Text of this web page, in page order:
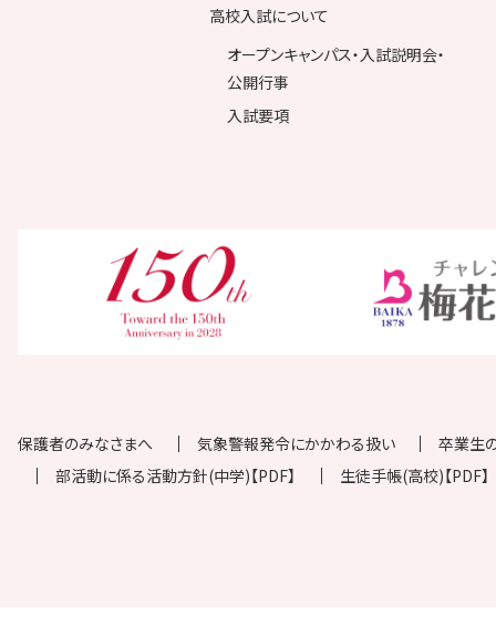
高校入試について
オープンキャンパス・入試説明会・
公開行事
入試要項
保護者のみなさまへ 気象警報発令にかかわる扱い
卒業生
部活動に係る活動方針(中学)【PDF】
生徒手帳(高校)【PDF】